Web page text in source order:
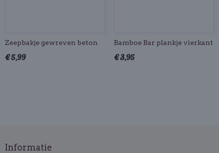
Zeepbakje gewreven beton
€ 5,99
Bamboe Bar plankje vierkant
€ 3,95
Informatie